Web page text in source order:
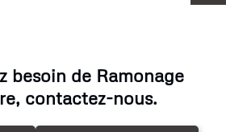
besoin de Ramonage
contactez-nous.